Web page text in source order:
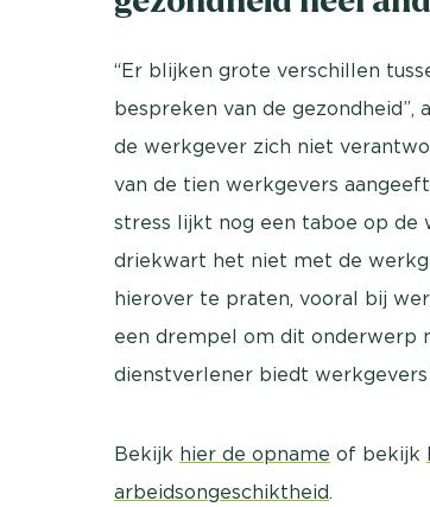
“Er blijken grote verschillen
bespreken van de
de werkgever zich niet
van de tien werkgevers
stress lijkt nog een taboe op de
driekwart het niet met de
hierover te praten, vooral bij
een drempel om dit onderwerp
dienstverlener biedt
Bekijk hier de opname of bekijk
arbeidsongeschiktheid.